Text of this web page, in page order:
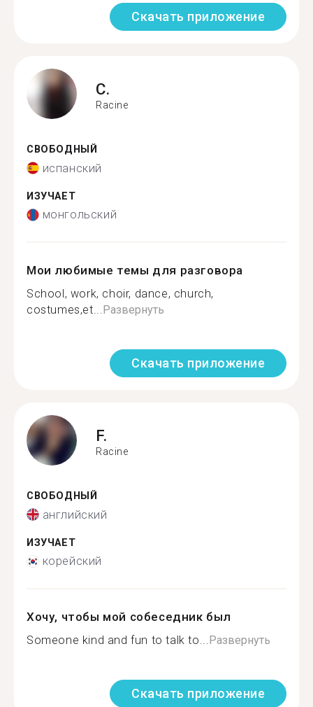
Скачать приложение
C.
Racine
СВОБОДНЫЙ
испанский
ИЗУЧАЕТ
монгольский
Мои любимые темы для разговора
School, work, choir, dance, church,
costumes,et...Развернуть
Скачать приложение
F.
Racine
СВОБОДНЫЙ
английский
ИЗУЧАЕТ
корейский
Хочу, чтобы мой собеседник был
Someone kind and fun to talk to...Развернуть
Скачать приложение